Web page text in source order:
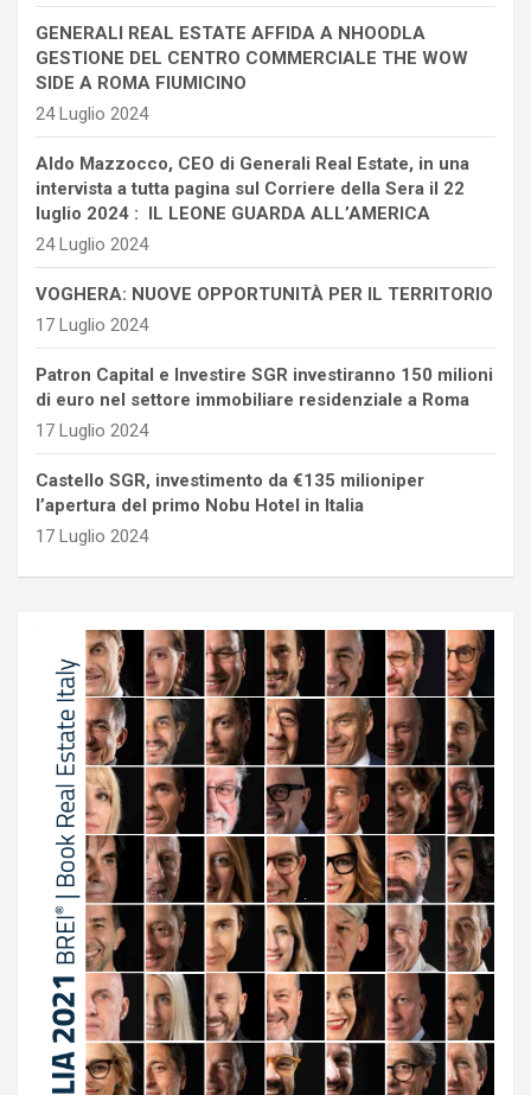
GENERALI REAL ESTATE AFFIDA A NHOODLA
GESTIONE DEL CENTRO COMMERCIALE THE WOW
SIDE A ROMA FIUMICINO
24 Luglio 2024
Aldo Mazzocco, CEO di Generali Real Estate, in una
intervista a tutta pagina sul Corriere della Sera il 22
luglio 2024 : IL LEONE GUARDA ALL’AMERICA
24 Luglio 2024
VOGHERA: NUOVE OPPORTUNITÀ PER IL TERRITORIO
17 Luglio 2024
Patron Capital e Investire SGR investiranno 150 milioni
di euro nel settore immobiliare residenziale a Roma
17 Luglio 2024
Castello SGR, investimento da €135 milioniper
l’apertura del primo Nobu Hotel in Italia
17 Luglio 2024